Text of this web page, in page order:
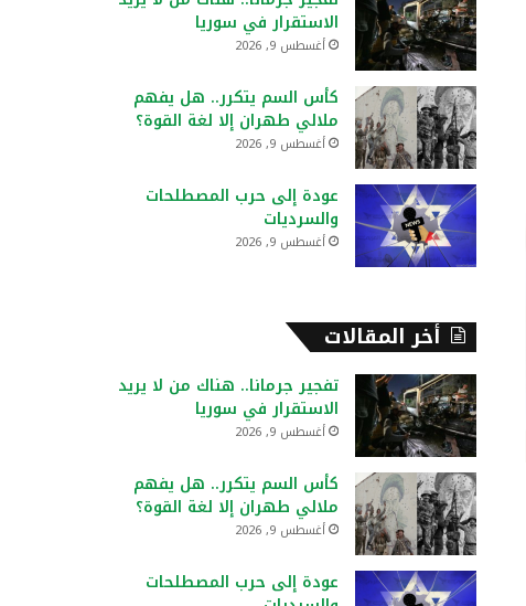
:الاستقرار في سوريا
أغسطس 9, 2026
كأس السم يتكرر.. هل يفهم
ملالي طهران إلا لغة القوة؟
أغسطس 9, 2026
عودة إلى حرب المصطلحات
والسرديات
أغسطس 9, 2026
أخر المقالات
تفجير جرمانا.. هناك من لا يريد
الاستقرار في سوريا
أغسطس 9, 2026
كأس السم يتكرر.. هل يفهم
ملالي طهران إلا لغة القوة؟
أغسطس 9, 2026
عودة إلى حرب المصطلحات